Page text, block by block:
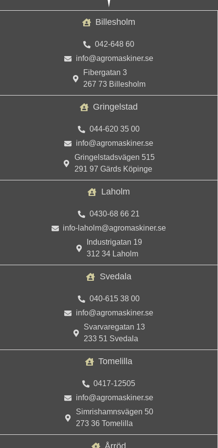
Billesholm
042-648 60
info@agromaskiner.se
Fibergatan 3
267 73 Billesholm
Gringelstad
044-620 35 00
info@agromaskiner.se
Gringelstadsvägen 515
291 97 Gärds Köpinge
Laholm
0430-68 66 21
info-laholm@agromaskiner.se
Industrigatan 19
312 34 Laholm
Svedala
040-615 38 00
info@agromaskiner.se
Svarvaregatan 13
233 51 Svedala
Tomelilla
0417-12505
info@agromaskiner.se
Simrishamnsvägen 50
273 36 Tomelilla